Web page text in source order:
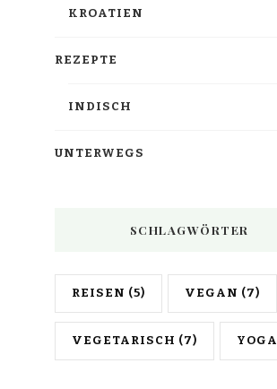
KROATIEN
REZEPTE
INDISCH
UNTERWEGS
SCHLAGWÖRTER
REISEN (5) VEGAN (7)
VEGETARISCH (7) YOGA